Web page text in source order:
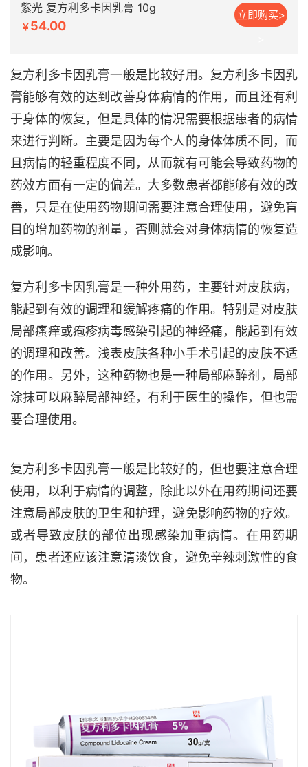
紫光 复方利多卡因乳膏 10g
￥54.00
立即购买>
复方利多卡因乳膏一般是比较好用。复方利多卡因乳
膏能够有效的达到改善身体病情的作用，而且还有利
于身体的恢复，但是具体的情况需要根据患者的病情
来进行判断。主要是因为每个人的身体体质不同，而
且病情的轻重程度不同，从而就有可能会导致药物的
药效方面有一定的偏差。大多数患者都能够有效的改
善，只是在使用药物期间需要注意合理使用，避免盲
目的增加药物的剂量，否则就会对身体病情的恢复造
成影响。
复方利多卡因乳膏是一种外用药，主要针对皮肤病，
能起到有效的调理和缓解疼痛的作用。特别是对皮肤
局部瘙痒或疱疹病毒感染引起的神经痛，能起到有效
的调理和改善。浅表皮肤各种小手术引起的皮肤不适
的作用。另外，这种药物也是一种局部麻醉剂，局部
涂抹可以麻醉局部神经，有利于医生的操作，但也需
要合理使用。
复方利多卡因乳膏一般是比较好的，但也要注意合理
使用，以利于病情的调整，除此以外在用药期间还要
注意局部皮肤的卫生和护理，避免影响药物的疗效。
或者导致皮肤的部位出现感染加重病情。在用药期
间，患者还应该注意清淡饮食，避免辛辣刺激性的食
物。